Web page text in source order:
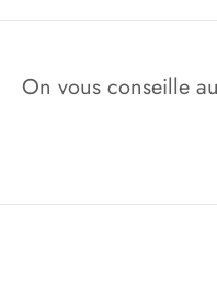
On vous conseille